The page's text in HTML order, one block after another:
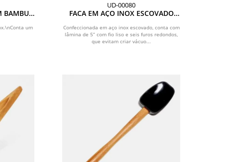
BAMBU /
um
UD-00080
FACA EM AÇO INOX ESCOVADO
Confeccionada em aço inox escovado, conta com
lâmina de 5” com fio liso e seis furos redondos,
que evitam criar vácuo...